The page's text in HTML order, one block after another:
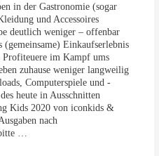
in der Gastronomie (sogar
und Accessoires
deutlich weniger – offenbar
Einkaufserlebnis
Profiteuere im Kampf ums
zuhause weniger langweilig
Computerspiele und -
heute in Ausschnitten
Kids 2020 von iconkids &
nach
…